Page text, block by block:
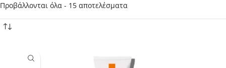
Προβάλλονται όλα - 15 αποτελέσματα